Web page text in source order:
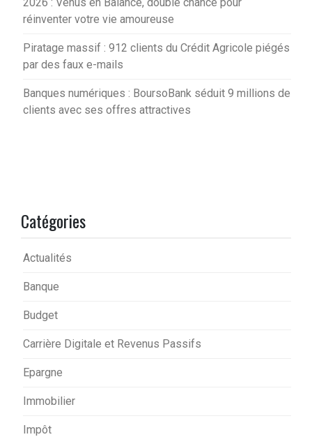
réinventer votre vie amoureuse
Piratage massif : 912 clients du Crédit Agricole piégés
par des faux e-mails
Banques numériques : BoursoBank séduit 9 millions de
clients avec ses offres attractives
Catégories
Actualités
Banque
Budget
Carrière Digitale et Revenus Passifs
Epargne
Immobilier
Impôt